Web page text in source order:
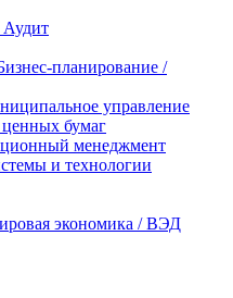
Аудит
планирование /
управление
бумаг
менеджмент
и технологии
экономика / ВЭД